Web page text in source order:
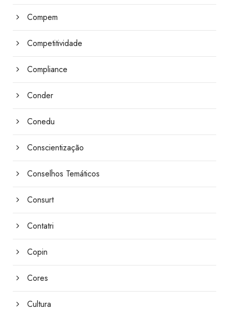
Compem
Competitividade
Compliance
Conder
Conedu
Conscientização
Conselhos Temáticos
Consurt
Contatri
Copin
Cores
Cultura